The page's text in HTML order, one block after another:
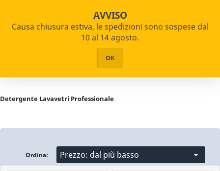
Pagamenti Rateizzabili

PRODOTTI
Detergenti Professionali
Detergente Lavavetri Professionale
Ordina: Prezzo: dal più basso 
AVVISO
Causa chiusura estiva, le spedizioni sono sospese dal
10 al 14 agosto.
OK